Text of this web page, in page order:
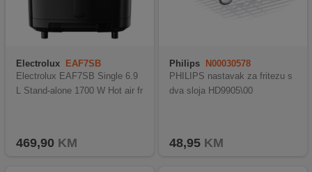
Electrolux
EAF7SB
Electrolux EAF7SB Single 6.9
L Stand-alone 1700 W Hot air fr
469,90 KM
Philips
N00030578
PHILIPS nastavak za fritezu s
dva sloja HD9905\00
48,95KM